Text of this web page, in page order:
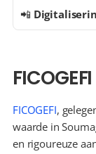
📲
FICOGEFI
FICOGEFI,
waarde in
en rigoureuze